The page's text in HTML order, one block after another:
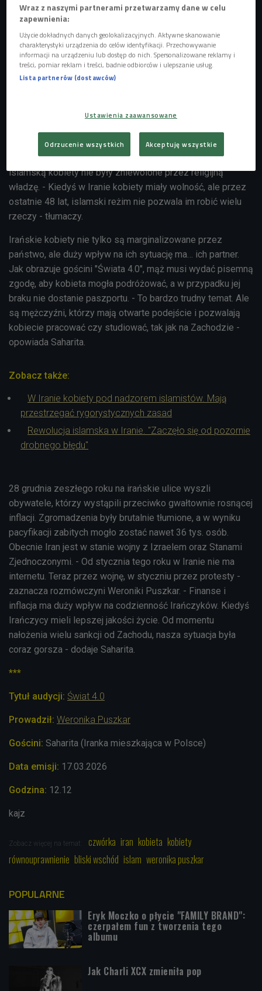
mogą śpiewać solo, nie mogą ubierać się tak jak uważają -
są zasady, do których muszą się stosować. Jeśli tego nie
robią, dostaje się karę lub mandat - mówi w Czwórce
Saharita, Iranka mieszkającą w Polsce. - Funkcjonuje policja
moralności, oni w każdej w chwili podejść do ciebie i
Jak podkreśla gościni Czwórki, przed irańską rewolucją
islamską kobiety nie były zniewolone przez religijną
władzę. - Kiedyś w Iranie kobiety miały wolność, ale przez
ostatnie 48 lat, islamski reżim nie pozwala im robić wielu
rzeczy - tłumaczy.
Irańskie kobiety nie tylko są marginalizowane przez
państwo, ale duży wpływ na ich sytuację ma… ich partner.
Jak obrazuje gościni "Świata 4.0", mąż musi wydać pisemną
zgodę, aby kobieta mogła podróżować, a w przypadku jej
braku nie dostanie paszportu. - To bardzo trudny temat. Ale
są mężczyźni, którzy mają otwarte podejście i pozwalają
kobiecie pracować czy studiować, tak jak na Zachodzie -
opowiada Saharita.
Zobacz także:
W Iranie kobiety pod nadzorem islamistów. Mają
przestrzegać rygorystycznych zasad
Rewolucja islamska w Iranie. "Zaczęło się od pozornie
drobnego błędu"
28 grudnia zeszłego roku na irańskie ulice wyszli
obywatele, którzy wystąpili przeciwko gwałtownie rosnącej
inflacji. Zgromadzenia były brutalnie tłumione, a w wyniku
pacyfikacji zabitych mogło zostać nawet 36 tys. osób.
Obecnie Iran jest w stanie wojny z Izraelem oraz Stanami
Zjednoczonymi. - Od stycznia tego roku w Iranie nie ma
internetu. Teraz przez wojnę, w styczniu przez protesty -
zaznacza rozmówczyni Weroniki Puszkar. - Finanse i
inflacja ma duży wpływ na codzienność Irańczyków. Kiedyś
Irańczycy mieli lepszej jakości życie. Od momentu
nałożenia wielu sankcji od Zachodu, nasza sytuacja była
coraz gorsza - dodaje Saharita.
***
Tytuł audycji: Świat 4.0
Prowadził: Weronika Puszkar
Gościni: Saharita (Iranka mieszkająca w Polsce)
Data emisji: 17.03.2026
Godzina: 12.12
kajz
Zobacz więcej na temat: czwórka iran kobieta kobiety
równouprawnienie bliski wschód islam weronika puszkar
POPULARNE
Eryk Moczko o płycie "FAMILY BRAND":
czerpałem fun z tworzenia tego
albumu
Jak Charli XCX zmieniła pop
Wraz z naszymi partnerami przetwarzamy dane w celu
zapewnienia:
Użycie dokładnych danych geolokalizacyjnych. Aktywne skanowanie
charakterystyki urządzenia do celów identyfikacji. Przechowywanie
informacji na urządzeniu lub dostęp do nich. Spersonalizowane reklamy i
treści, pomiar reklam i treści, badnie odbiorców i ulepszanie usług.
Lista partnerów (dostawców)
Ustawienia zaawansowane
Odrzucenie wszystkich Akceptuję wszystkie